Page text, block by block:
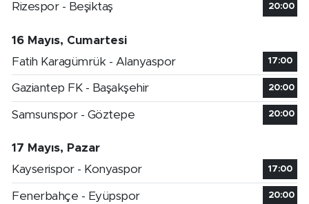
Rizespor - Beşiktaş
20:00
16 Mayıs, Cumartesi
Fatih Karagümrük - Alanyaspor
17:00
Gaziantep FK - Başakşehir 20:00
Samsunspor - Göztepe 20:00
17 Mayıs, Pazar
Kayserispor - Konyaspor
17:00
Fenerbahçe - Eyüpspor 20:00